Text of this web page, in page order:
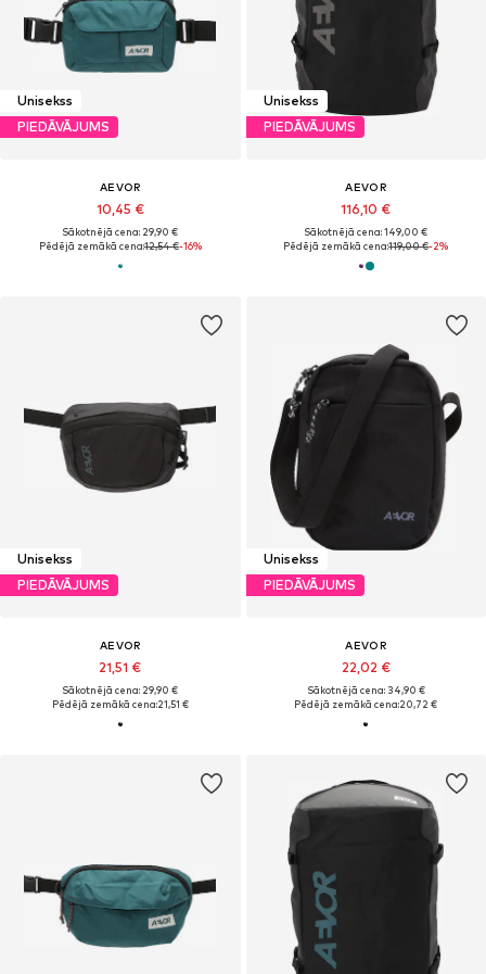
Unisekss
PIEDĀVĀJUMS
AEVOR
10,45 €
Sākotnējā cena: 29,90 €
Pēdējā zemākā cena:12,54 €-16%
Unisekss
PIEDĀVĀJUMS
AEVOR
116,10 €
Sākotnējā cena: 149,00 €
Pēdējā zemākā cena:119,00 €-2%
Unisekss
PIEDĀVĀJUMS
AEVOR
21,51 €
Sākotnējā cena: 29,90 €
Pēdējā zemākā cena:21,51 €
Unisekss
PIEDĀVĀJUMS
AEVOR
22,02 €
Sākotnējā cena: 34,90 €
Pēdējā zemākā cena:20,72 €